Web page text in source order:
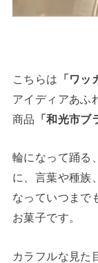
こちらは 「ワッ
アイディアあふ
商品 「和光市ブ
輪になって踊る
に、言葉や種族
なっていつまで
お菓子です。
カラフルな見た